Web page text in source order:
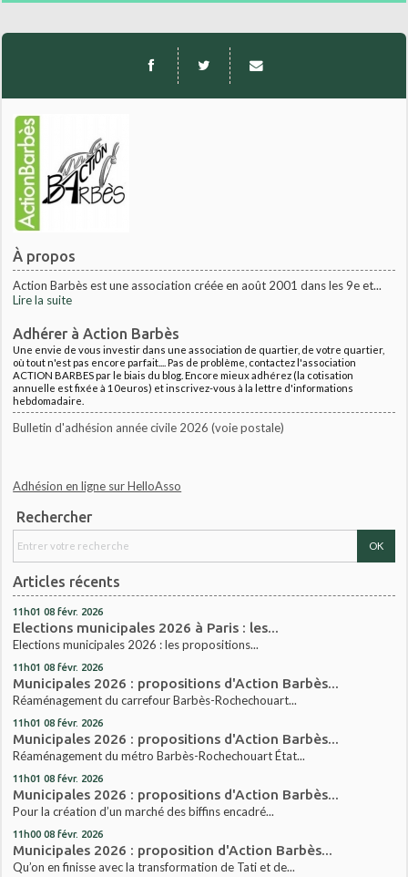
À propos
Action Barbès est une association créée en août 2001 dans les 9e et...
Lire la suite
Adhérer à Action Barbès
Une envie de vous investir dans une association de quartier, de votre quartier,
où tout n'est pas encore parfait.... Pas de problème, contactez l'association
ACTION BARBES par le biais du blog. Encore mieux adhérez (la cotisation
annuelle est fixée à 10euros) et inscrivez-vous à la lettre d'informations
hebdomadaire.
Bulletin d'adhésion année civile 2026 (voie postale)
Adhésion en ligne sur HelloAsso
Rechercher
Articles récents
11h01 08 févr. 2026
Elections municipales 2026 à Paris : les...
Elections municipales 2026 : les propositions...
11h01 08 févr. 2026
Municipales 2026 : propositions d'Action Barbès...
Réaménagement du carrefour Barbès-Rochechouart...
11h01 08 févr. 2026
Municipales 2026 : propositions d'Action Barbès...
Réaménagement du métro Barbès-Rochechouart État...
11h01 08 févr. 2026
Municipales 2026 : propositions d'Action Barbès...
Pour la création d’un marché des biffins encadré...
11h00 08 févr. 2026
Municipales 2026 : proposition d'Action Barbès...
Qu’on en finisse avec la transformation de Tati et de...